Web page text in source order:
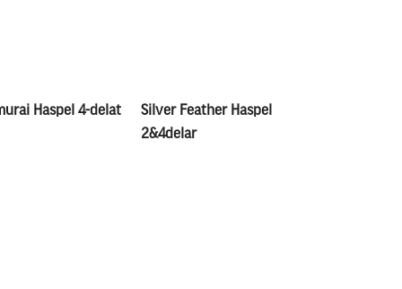
Haspel 4-delat
Silver Feather Haspel
2&4delar